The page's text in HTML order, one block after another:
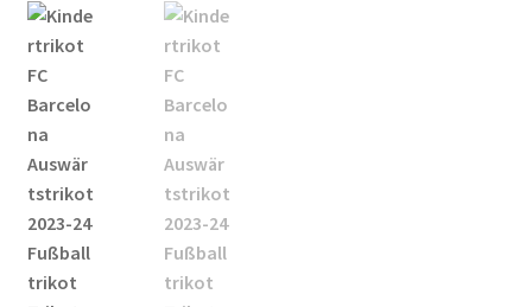
Mein Konto
Shop
Startseite – English
Warenkorb